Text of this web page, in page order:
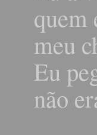
quem
meu
Eu
não